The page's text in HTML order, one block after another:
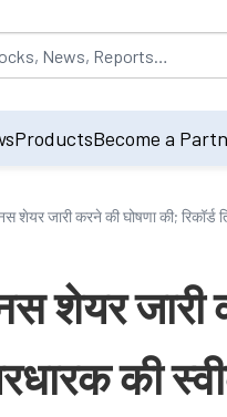
populated by default on
ProductsBecome a
शेयर जारी करने की घोषणा की; रिकॉर्ड
शेयर
की